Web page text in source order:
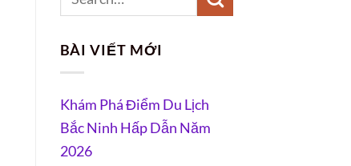
BÀI VIẾT MỚI
Khám Phá Điểm Du Lịch
Bắc Ninh Hấp Dẫn Năm
2026